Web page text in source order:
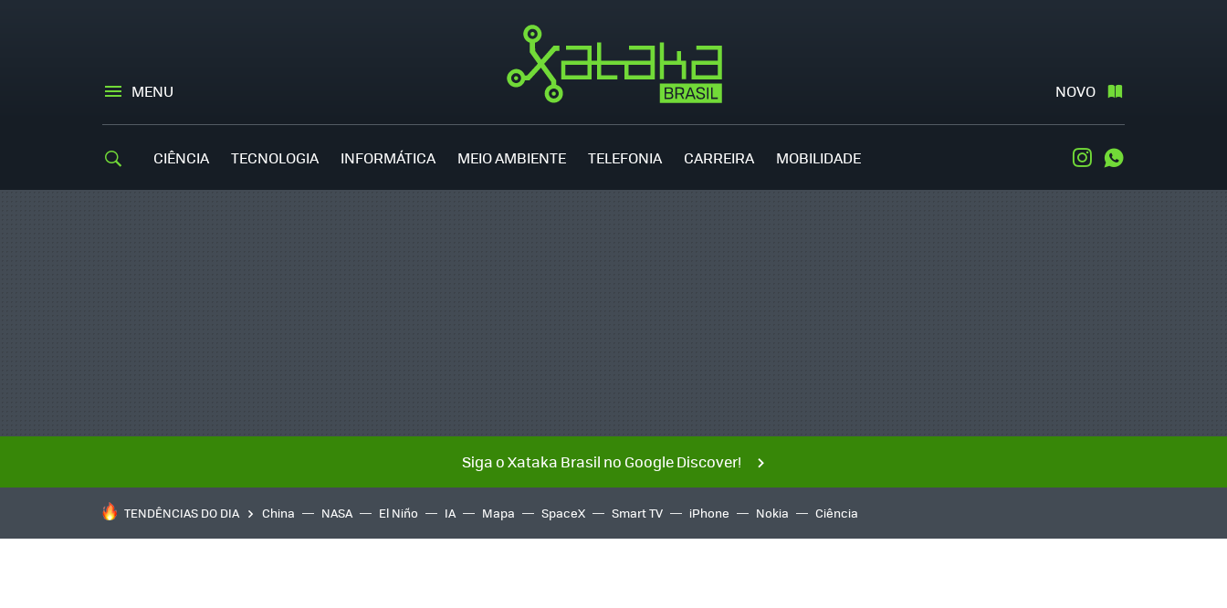
MENU NOVO
CIÊNCIA TECNOLOGIA INFORMÁTICA MEIO AMBIENTE TELEFONIA CARREIRA MOBILIDADE Instagram
Siga o Xataka Brasil no Google Discover!
TENDÊNCIAS DO DIA China NASA El Niño IA Mapa SpaceX Smart TV iPhone Nokia Ciência